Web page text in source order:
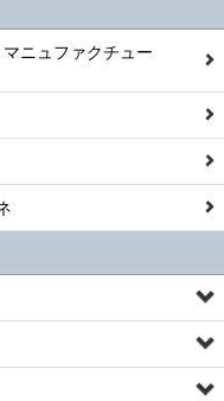
ニュファクチュー